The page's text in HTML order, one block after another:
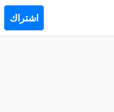
اشتراك